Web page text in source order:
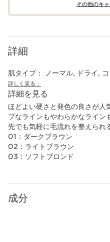
その他のキ
詳細
肌タイプ： ノーマル, ドライ,
詳しく見る：
詳細を見る
ほどよい硬さと発色の良さが人
プなラインもやわらかなライン
先でも気軽に毛流れを整えられ
01：ダークブラウン
02：ライトブラウン
03：ソフトブロンド
成分